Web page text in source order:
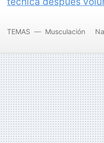
TEMAS Musculación